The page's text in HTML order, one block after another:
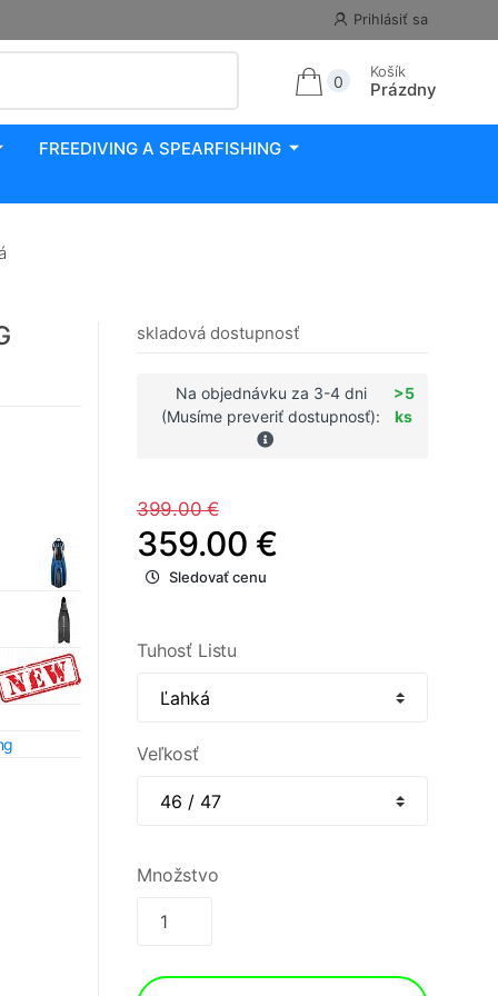
Prihlásiť sa
0
Košík
Prázdny
FREEDIVING A SPEARFISHING
skladová dostupnosť
Na objednávku za 3-4 dni
(Musíme preveriť dostupnosť):
>5
ks
399.00 €
359.00 €
Sledovať cenu
Tuhosť Listu
Veľkosť
Množstvo